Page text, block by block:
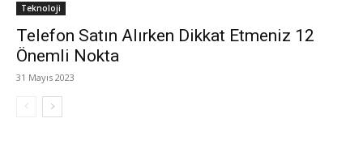
Teknoloji
Telefon Satın Alırken Dikkat Etmeniz 12
Önemli Nokta
31 Mayıs 2023